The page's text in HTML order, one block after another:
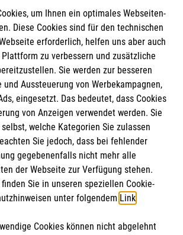
Leistungen
um Ihnen ein optimales Webseiten-
Diese Cookies sind für den technischen
erforderlich, helfen uns aber auch
zu verbessern und zusätzliche
Sie werden zur besseren
und Aussteuerung von Werbekampagnen,
eingesetzt. Das bedeutet, dass Cookies
von Anzeigen verwendet werden. Sie
welche Kategorien Sie zulassen
Sie jedoch, dass bei fehlender
gegebenenfalls nicht mehr alle
der Webseite zur Verfügung stehen.
Sie in unseren speziellen Cookie-
unter folgendem Link.
Cookies können nicht abgelehnt